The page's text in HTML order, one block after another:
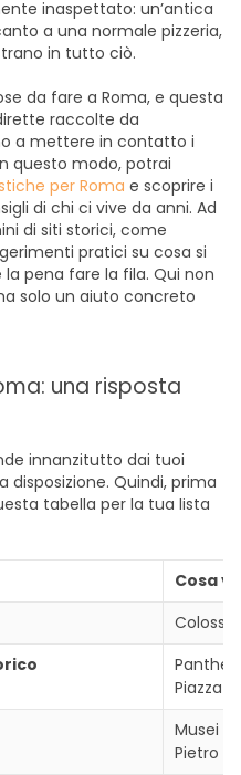
inaspettato: un’antica
a una normale pizzeria,
in tutto ciò.
da fare a Roma, e questa
raccolte da
a mettere in contatto i
questo modo, potrai
per Roma e scoprire i
di chi ci vive da anni. Ad
di siti storici, come
pratici su cosa si
pena fare la fila. Qui non
solo un aiuto concreto
una risposta
innanzitutto dai tuoi
disposizione. Quindi, prima
tabella per la tua lista
Cosa
Piazza
Musei
Pietro